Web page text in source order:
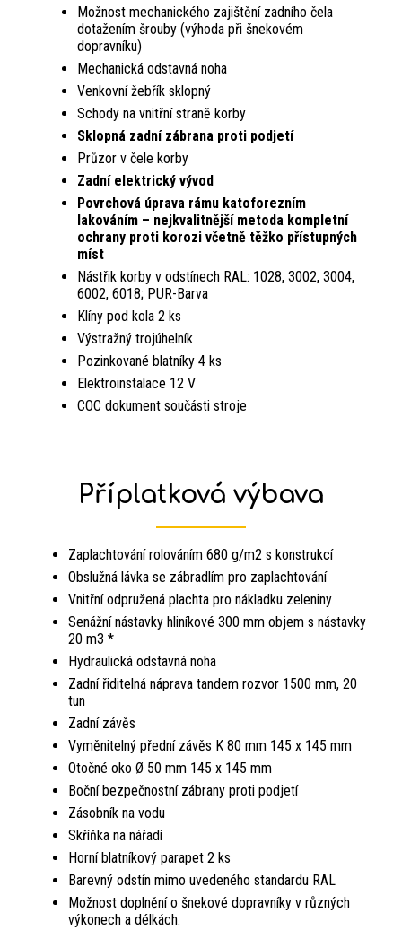
Možnost mechanického zajištění zadního čela
dotažením šrouby (výhoda při šnekovém
dopravníku)
Mechanická odstavná noha
Venkovní žebřík sklopný
Schody na vnitřní straně korby
Sklopná zadní zábrana proti podjetí
Průzor v čele korby
Zadní elektrický vývod
Povrchová úprava rámu katoforezním
lakováním – nejkvalitnější metoda kom­pletní
ochrany proti korozi včetně těžko přístupných
míst
Nástřik korby v odstínech RAL: 1028, 3002, 3004,
6002, 6018; PUR-Barva
Klíny pod kola 2 ks
Výstražný trojúhelník
Pozinkované blatníky 4 ks
Elektroinstalace 12 V
COC dokument součásti stroje
Příplatková výbava
Zaplachtování rolováním 680 g/m2 s konstrukcí
Obslužná lávka se zábradlím pro zaplachtování
Vnitřní odpružená plachta pro nákladku zeleniny
Senážní nástavky hliníkové 300 mm objem s nástavky
20 m3 *
Hydraulická odstavná noha
Zadní řiditelná náprava tandem rozvor 1500 mm, 20
tun
Zadní závěs
Vyměnitelný přední závěs K 80 mm 145 x 145 mm
Otočné oko Ø 50 mm 145 x 145 mm
Boční bezpečnostní zábrany proti podjetí
Zásobník na vodu
Skříňka na nářadí
Horní blatníkový parapet 2 ks
Barevný odstín mimo uvedeného standardu RAL
Možnost doplnění o šnekové dopravníky v různých
výkonech a délkách.